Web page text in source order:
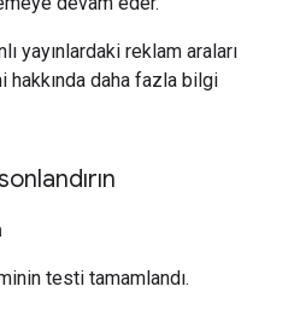
yayınlardaki reklam araları
hakkında daha fazla bilgi
testi tamamlandı.